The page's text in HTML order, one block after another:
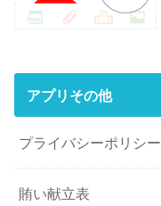
アプリその他
プライバシーポリシー
賄い献立表